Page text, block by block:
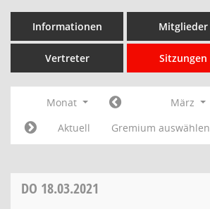
Informationen Mitglieder
Vertreter Sitzungen
Monat März
Aktuell
Gremium auswählen
DO 18.03.2021